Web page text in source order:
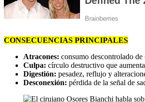
CONSECUENCIAS PRINCIPALES
Atracones: consumo descontrolado
Culpa: círculo destructivo que
Digestión: pesadez, reflujo y
Desconexión: pérdida de la señal de